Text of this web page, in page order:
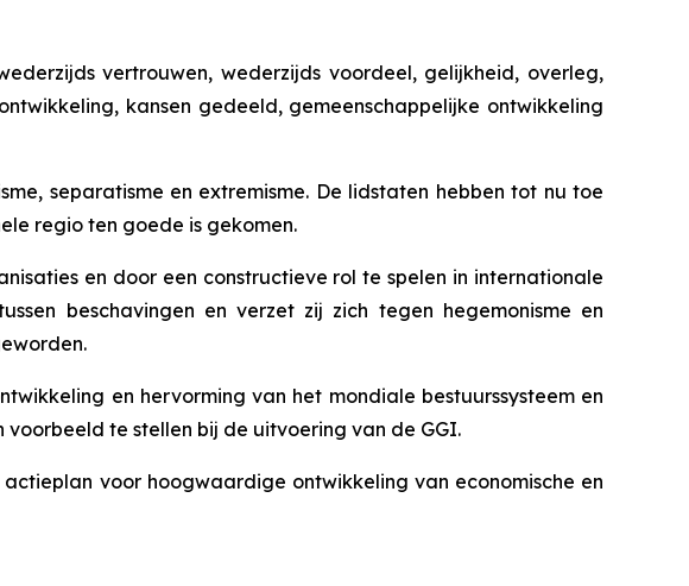
vertrouwen, wederzijds voordeel, gelijkheid, overleg,
kansen gedeeld, gemeenschappelijke ontwikkeling
separatisme en extremisme. De lidstaten hebben tot nu toe
regio ten goede is gekomen.
en door een constructieve rol te spelen in internationale
beschavingen en verzet zij zich tegen hegemonisme en
en hervorming van het mondiale bestuurssysteem en
te stellen bij de uitvoering van de GGI.
voor hoogwaardige ontwikkeling van economische en